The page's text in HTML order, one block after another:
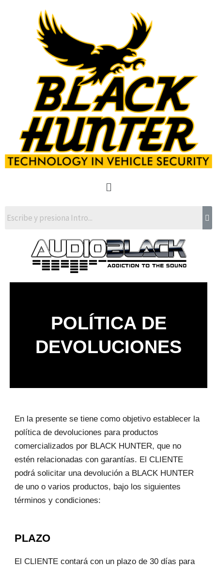
POLÍTICA DE
DEVOLUCIONES
En la presente se tiene como objetivo establecer la
política de devoluciones para productos
comercializados por BLACK HUNTER, que no
estén relacionadas con garantías. El CLIENTE
podrá solicitar una devolución a BLACK HUNTER
de uno o varios productos, bajo los siguientes
términos y condiciones:
PLAZO
El CLIENTE contará con un plazo de 30 días para